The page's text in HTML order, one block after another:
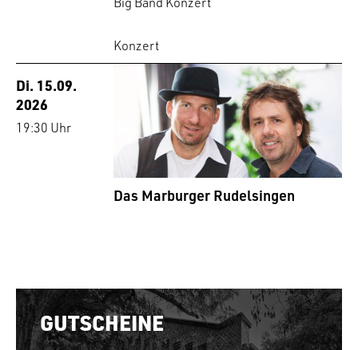
Konzert
Di. 15.09.
2026
19:30 Uhr
Das Marburger Rudelsingen
GUTSCHEINE